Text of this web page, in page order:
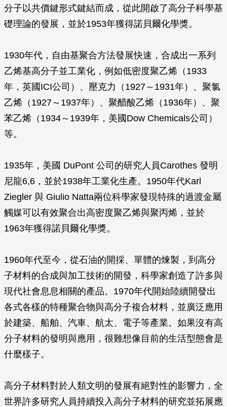
分子以共價鍵形式鍵結而成，從此開啟了高分子科學基
礎理論的發展，並於1953年獲得諾貝爾化學獎。
1930年代，自由基聚合方法發展快速，合成出一系列
乙烯基高分子並工業化，例如低密度聚乙烯（1933
年，英國ICI公司）、壓克力（1927～1931年）、聚氯
乙烯（1927～1937年）、聚醋酸乙烯（1936年）、聚
苯乙烯（1934～1939年，美國Dow Chemicals公司）
等。
1935年，美國 DuPont 公司的研究人員Carothes 發明
尼龍6,6，並於1938年工業化生產。1950年代Karl
Ziegler 與 Giulio Natta兩位科學家發現特殊的過渡金屬
觸媒可以有效聚合出高密度聚乙烯與聚丙烯，並於
1963年獲得諾貝爾化學獎。
1960年代至今，從石油的開採、單體的煉製，到高分
子材料的合成與加工技術的開發，科學家創造了許多與
現代社會息息相關的產品。1970年代開始陸續開發出
各式各樣的特種聚合物與高分子複合材料，並廣泛應用
於建築、船舶、汽車、航太、電子等產業。如果沒有高
分子材料的發明與應用，很難想像目前的生活型態會是
什麼樣子。
高分子材料對於人類文明的發展有絕對性的影響力，全
世界許多研究人員持續投入高分子材料的研究並拓展應